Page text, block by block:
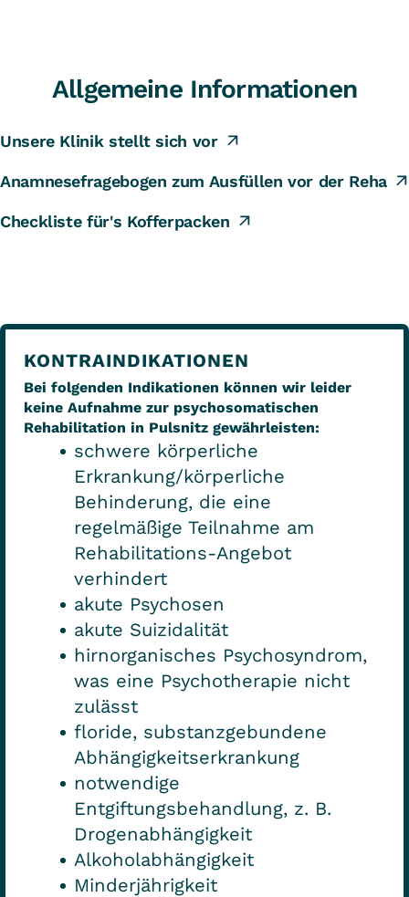
Allgemeine Informationen
Unsere Klinik stellt sich vor
Anamnesefragebogen zum Ausfüllen vor der Reha
Checkliste für's Kofferpacken
KONTRAINDIKATIONEN
Bei folgenden Indikationen können wir leider
keine Aufnahme zur psychosomatischen
Rehabilitation in Pulsnitz gewährleisten:
schwere körperliche
Erkrankung/körperliche
Behinderung, die eine
regelmäßige Teilnahme am
Rehabilitations-Angebot
verhindert
akute Psychosen
akute Suizidalität
hirnorganisches Psychosyndrom,
was eine Psychotherapie nicht
zulässt
floride, substanzgebundene
Abhängigkeitserkrankung
notwendige
Entgiftungsbehandlung, z. B.
Drogenabhängigkeit
Alkoholabhängigkeit
Minderjährigkeit